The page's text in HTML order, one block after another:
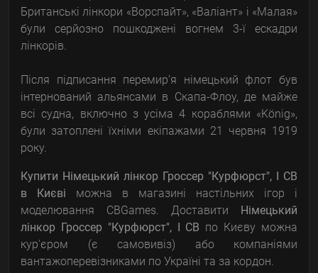
Британські лінкори «Ворспайт», «Валіант» і «Малая»
були серйозно пошкоджені вогнем 3-ї ескадри
лінкорів.
Після підписання перемир’я німецький флот був
інтернований альянсами в Скапа-Флоу, де майже
всі судна, включно з усіма 4 кораблями «König»,
були затоплені їхніми екіпажами 21 червня 1919
року.
Купити Німецький лінкор Гроссер "Курфюрст", I СВ
в Києві можна в магазині настільних ігор і
моделювання CBGames. Доставити Німецький
лінкор Гроссер "Курфюрст", I СВ по Києву можна
кур'єром (є самовивіз) або компаніями
вантажоперевізниками по Україні та за кордон.